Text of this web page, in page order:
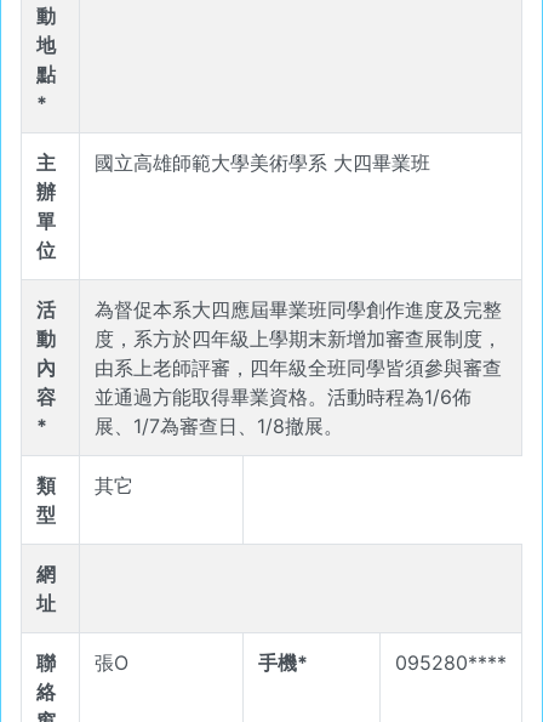
動
地
點
*
主
辦
單
位
國立高雄師範大學美術學系 大四畢業班
活
動
內
容
*
為督促本系大四應屆畢業班同學創作進度及完整
度，系方於四年級上學期末新增加審查展制度，
由系上老師評審，四年級全班同學皆須參與審查
並通過方能取得畢業資格。活動時程為1/6佈
展、1/7為審查日、1/8撤展。
類
型
其它
網
址
聯
絡
張O 手機* 095280****